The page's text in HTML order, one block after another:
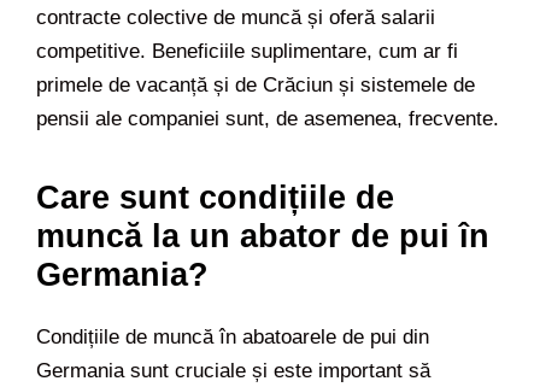
contracte colective de muncă și oferă salarii
competitive. Beneficiile suplimentare, cum ar fi
primele de vacanță și de Crăciun și sistemele de
pensii ale companiei sunt, de asemenea, frecvente.
Care sunt condițiile de
muncă la un abator de pui în
Germania?
Condițiile de muncă în abatoarele de pui din
Germania sunt cruciale și este important să